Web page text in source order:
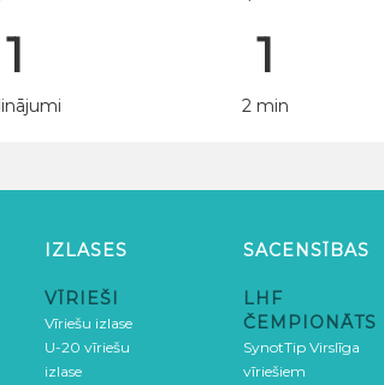
1 1
2 min
IZLASES
VĪRIEŠI
Vīriešu izlase
U-20 vīriešu
izlase
SACENSĪBAS
LHF
ČEMPIONĀTS
SynotTip Virslīga
vīriešiem